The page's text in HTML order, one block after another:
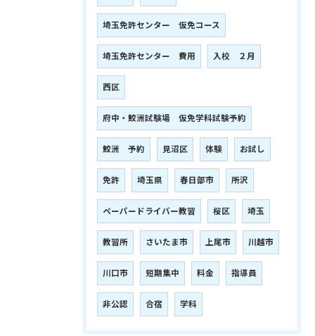
埼玉免許センター 仮免コース
埼玉免許センター 費用 入校 ２月
西区
府中・鮫洲試験場 仮免学科試験予約
鮫洲 予約 見沼区 体験 お試し
免許 埼玉県 春日部市 所沢
ペーパードライバー教習 桜区 埼玉
教習所 さいたま市 上尾市 川越市
川口市 短期集中 料金 指導員
非公認 合宿 学科